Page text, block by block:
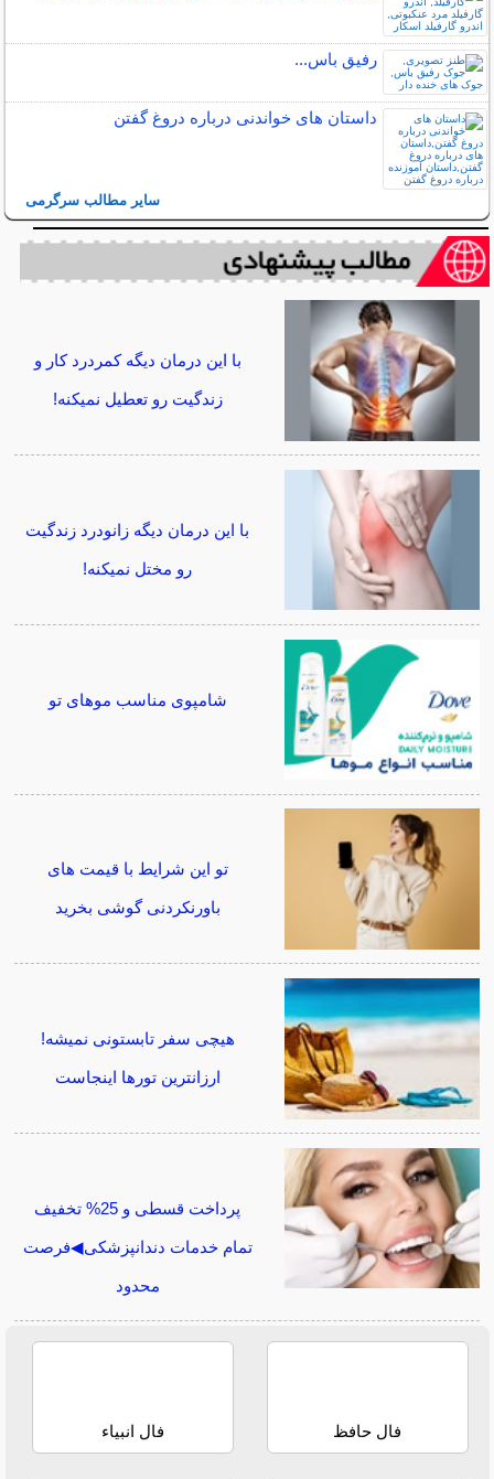
رفیق باس...
داستان های خواندنی درباره دروغ گفتن
سایر مطالب سرگرمی
با این درمان دیگه کمردرد کار و
زندگیت رو تعطیل نمیکنه!
با این درمان دیگه زانودرد زندگیت
رو مختل نمیکنه!
شامپوی مناسب موهای تو
تو این شرایط با قیمت های
باورنکردنی گوشی بخرید
هیچی سفر تابستونی نمیشه!
ارزانترین تورها اینجاست
پرداخت قسطی و 25% تخفیف
تمام خدمات دندانپزشکی◀فرصت
محدود
فال حافظ فال انبیاء